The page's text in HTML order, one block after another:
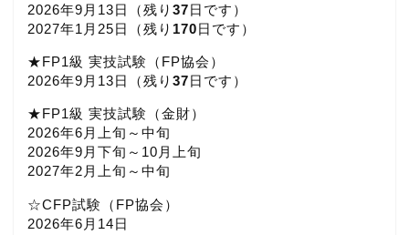
2026年9月13日（残り 37日です）
2027年1月25日（残り 170日です）
★FP1級 実技試験（FP協会）
2026年9月13日（残り 37日です）
★FP1級 実技試験（金財）
2026年6月上旬～中旬
2026年9月下旬～10月上旬
2027年2月上旬～中旬
☆CFP試験（FP協会）
2026年6月14日